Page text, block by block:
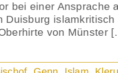
bei einer Ansprache
Duisburg
von Münster